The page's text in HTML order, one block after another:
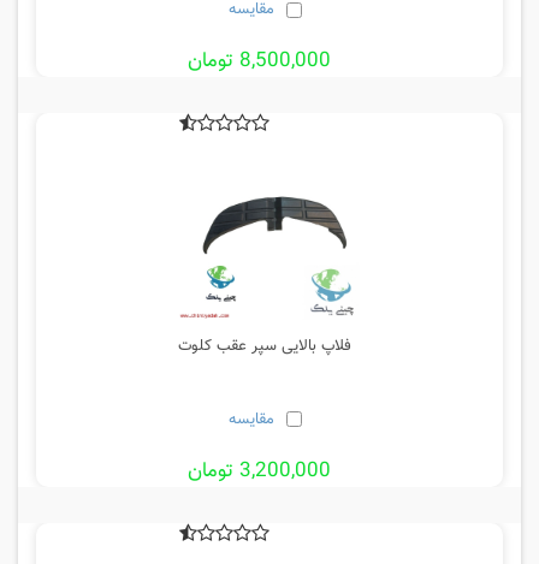
مقایسه
8,500,000 تومان
فلاپ بالایی سپر عقب کلوت
مقایسه
3,200,000 تومان